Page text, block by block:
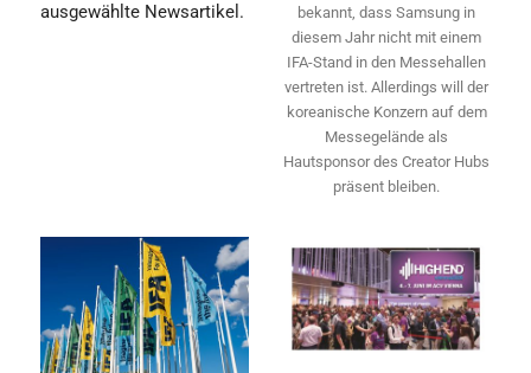
ausgewählte Newsartikel.
bekannt, dass Samsung in
diesem Jahr nicht mit einem
IFA-Stand in den Messehallen
vertreten ist. Allerdings will ­der
koreanische Konzern auf dem
Messegelände als
Hautsponsor des Creator Hubs
präsent bleiben.